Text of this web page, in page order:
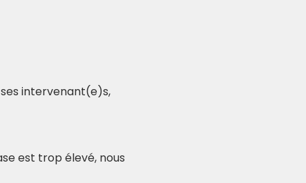
intervenant(e)s,
est trop élevé, nous